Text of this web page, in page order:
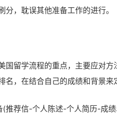
分，耽误其他准备工作的进行。
国留学流程的重点，主要应对
名，在结合自己的成绩和背景来
(推荐信-个人陈述-个人简历-成